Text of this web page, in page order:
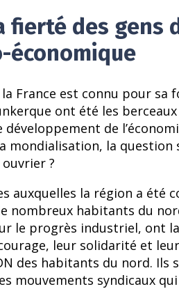
des gens
économique
France est connu pour
ont été les
de
mondialisation, la question
?
auxquelles la région a été
nombreux habitants du
le progrès industriel, ont
leur solidarité et
des habitants du nord. Ils
mouvements syndicaux